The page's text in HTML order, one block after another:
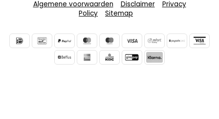
Algemene voorwaarden Disclaimer
Privacy
Policy
Sitemap